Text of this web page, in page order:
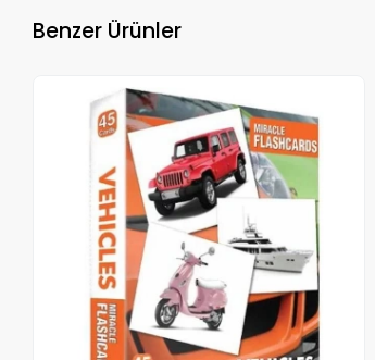
Benzer Ürünler